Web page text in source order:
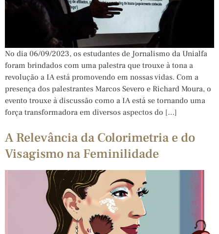
No dia 06/09/2023, os estudantes de Jornalismo da Unialfa
foram brindados com uma palestra que trouxe à tona a
revolução a IA está promovendo em nossas vidas. Com a
presença dos palestrantes Marcos Severo e Richard Moura, o
evento trouxe à discussão como a IA está se tornando uma
força transformadora em diversos aspectos do […]
A Relevância da Colorimetria e do
Visagismo na Feminilidade